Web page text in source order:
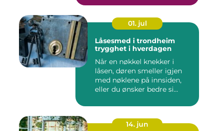
01. jul
Låsesmed i trondheim
trygghet i hverdagen
Når en nøkkel knekker i
låsen, døren smeller igjen
med nøklene på innsiden,
eller du ønsker bedre si...
14. jun